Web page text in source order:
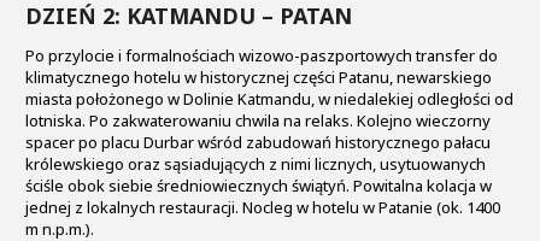
DZIEŃ 2: KATMANDU – PATAN
Po przylocie i formalnościach wizowo-paszportowych transfer do
klimatycznego hotelu w historycznej części Patanu, newarskiego
miasta położonego w Dolinie Katmandu, w niedalekiej odległości od
lotniska. Po zakwaterowaniu chwila na relaks. Kolejno wieczorny
spacer po placu Durbar wśród zabudowań historycznego pałacu
królewskiego oraz sąsiadujących z nimi licznych, usytuowanych
ściśle obok siebie średniowiecznych świątyń. Powitalna kolacja w
jednej z lokalnych restauracji. Nocleg w hotelu w Patanie (ok. 1400
m n.p.m.).